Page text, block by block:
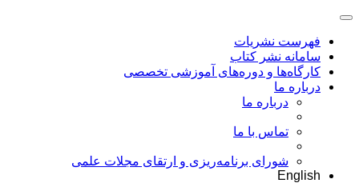
فهرست نشریات
سامانه نشر کتاب
کارگاه‌ها و دوره‌های آموزشی تخصصی
درباره ما
درباره ما
تماس با ما
شورای برنامه‌ریزی و ارتقای مجلات علمی
English